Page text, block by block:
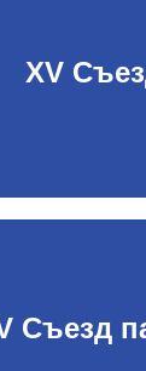
XV
Съезд